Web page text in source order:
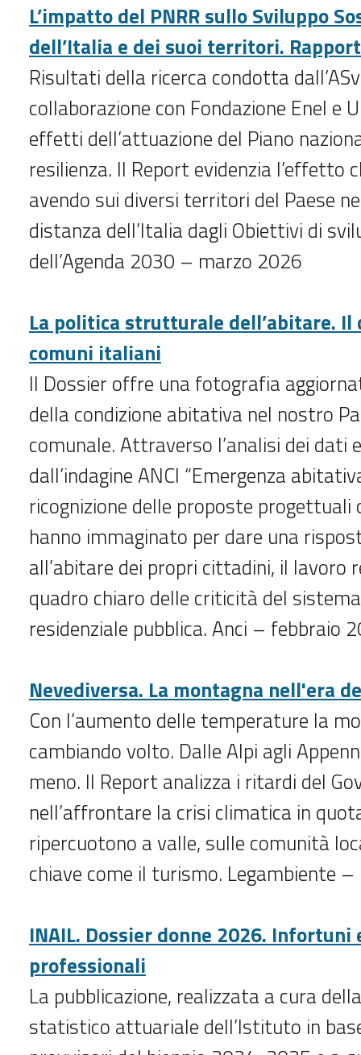
L’impatto del PNRR sullo Sviluppo
dell’Italia e dei suoi territori.
Risultati della ricerca condotta
collaborazione con Fondazione Enel e
effetti dell’attuazione del Piano
resilienza. Il Report evidenzia l’effetto
avendo sui diversi territori del Paese
distanza dell’Italia dagli Obiettivi di
dell’Agenda 2030 – marzo 2026
La politica strutturale dell’abitare.
comuni italiani
Il Dossier offre una fotografia
della condizione abitativa nel nostro
comunale. Attraverso l’analisi dei dati
dall’indagine ANCI “Emergenza
ricognizione delle proposte progettuali
hanno immaginato per dare una
all’abitare dei propri cittadini, il lavoro
quadro chiaro delle criticità del sistema
residenziale pubblica. Anci – febbraio
Nevediversa. La montagna nell'era
Con l’aumento delle temperature la
cambiando volto. Dalle Alpi agli
meno. Il Report analizza i ritardi del
nell’affrontare la crisi climatica in
ripercuotono a valle, sulle comunità
chiave come il turismo. Legambiente
INAIL. Dossier donne 2026.
professionali
La pubblicazione, realizzata a cura
statistico attuariale dell’Istituto in